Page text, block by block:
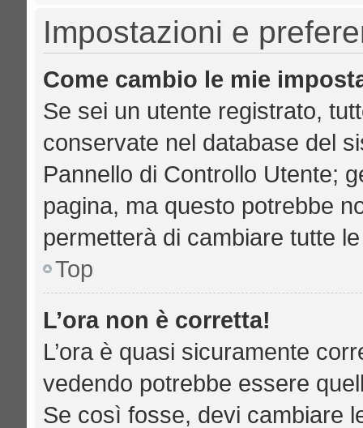
Impostazioni e
Come cambio le mie
Se sei un utente registrato,
conservate nel database del
Pannello di Controllo Utente;
pagina, ma questo potrebbe
permetterà di cambiare tutte
Top
L’ora non è corretta!
L’ora è quasi sicuramente
vedendo potrebbe essere
Se così fosse, devi cambiare